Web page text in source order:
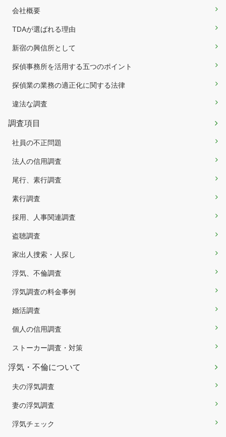
会社概要
TDAが選ばれる理由
新宿の興信所として
探偵事務所を活用する五つのポイント
探偵業の業務の適正化に関する法律
違法な調査
調査項目
社員の不正問題
法人の信用調査
尾行、素行調査
素行調査
採用、人事関連調査
盗聴調査
家出人捜索・人探し
浮気、不倫調査
浮気調査の料金事例
婚活調査
個人の信用調査
ストーカー調査・対策
浮気・不倫について
夫の浮気調査
妻の浮気調査
浮気チェック